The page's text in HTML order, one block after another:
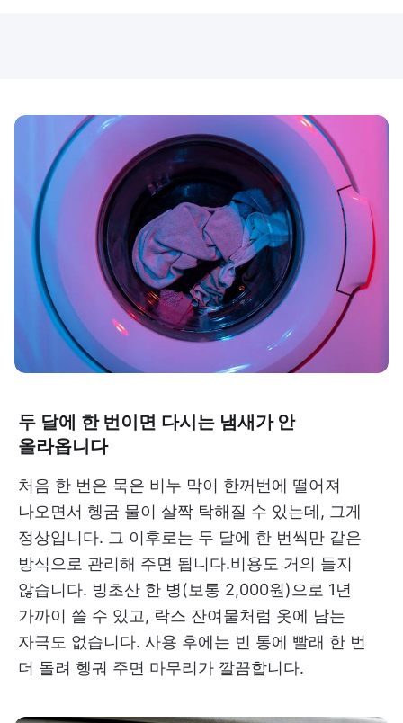
두 달에 한 번이면 다시는 냄새가 안
올라옵니다
처음 한 번은 묵은 비누 막이 한꺼번에 떨어져
나오면서 헹굼 물이 살짝 탁해질 수 있는데, 그게
정상입니다. 그 이후로는 두 달에 한 번씩만 같은
방식으로 관리해 주면 됩니다.비용도 거의 들지
않습니다. 빙초산 한 병(보통 2,000원)으로 1년
가까이 쓸 수 있고, 락스 잔여물처럼 옷에 남는
자극도 없습니다. 사용 후에는 빈 통에 빨래 한 번
더 돌려 헹궈 주면 마무리가 깔끔합니다.